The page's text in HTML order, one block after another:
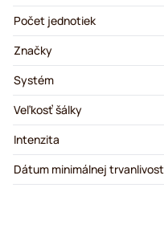
Počet jednotiek
Značky
Systém
Veľkosť šálky
Intenzita
Dátum minimálnej